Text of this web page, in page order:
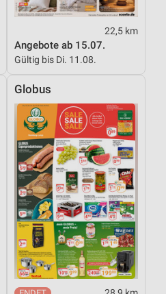
22,5 km
Angebote ab 15.07.
Gültig bis Di. 11.08.
Globus